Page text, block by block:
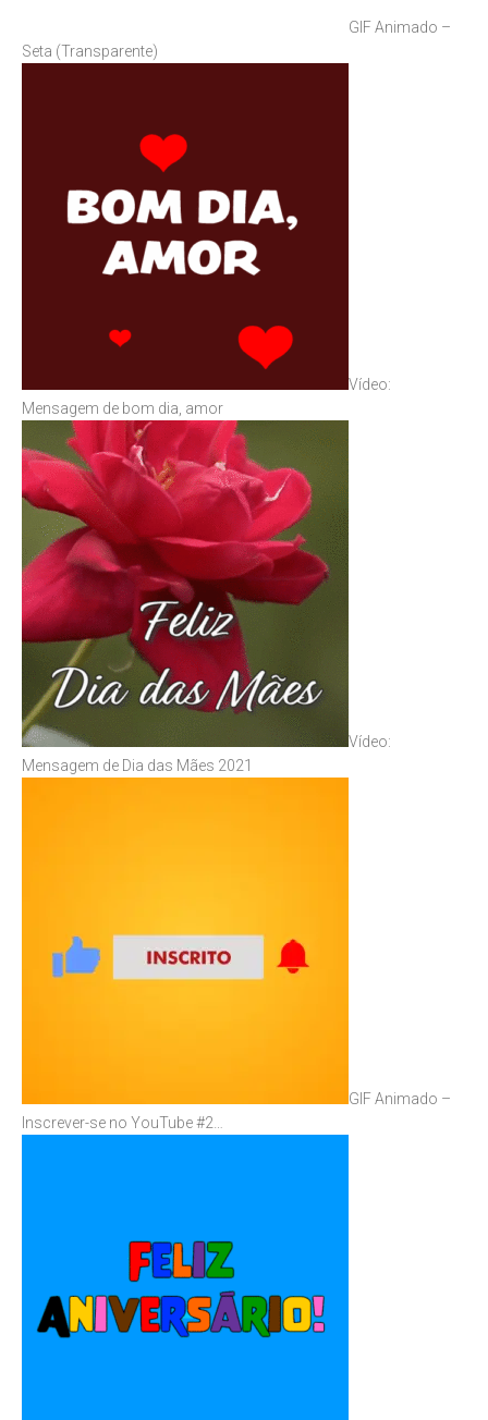
GIF Animado –
Seta (Transparente)
Vídeo:
Mensagem de bom dia, amor
Vídeo:
Mensagem de Dia das Mães 2021
GIF Animado –
Inscrever-se no YouTube #2…